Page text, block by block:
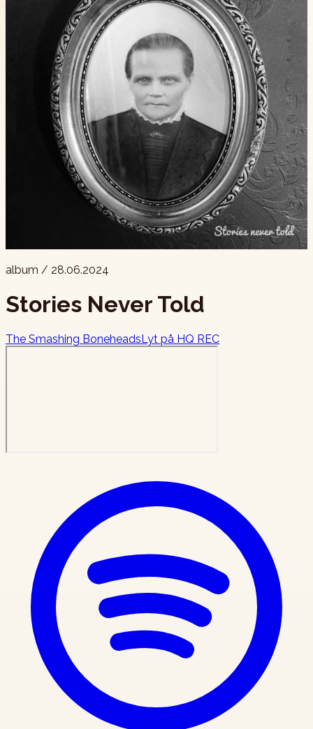
album / 28.06.2024
Stories Never Told
The Smashing BoneheadsLyt på HQ REC